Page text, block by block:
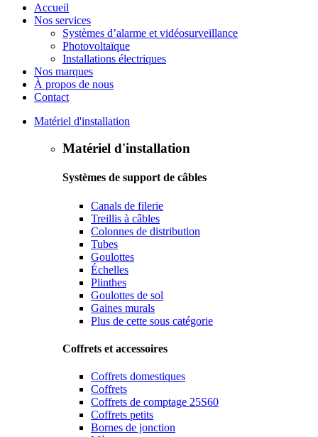
Accueil
Nos services
Systèmes d’alarme et vidéosurveillance
Photovoltaïque
Installations électriques
Nos marques
À propos de nous
Contact
Matériel d'installation
Matériel d'installation
Systèmes de support de câbles
Canals de filerie
Treillis à câbles
Colonnes de distribution
Tubes
Goulottes
Échelles
Plinthes
Goulottes de sol
Gaines murals
Plus de cette sous catégorie
Coffrets et accessoires
Coffrets domestiques
Coffrets
Coffrets de comptage 25S60
Coffrets petits
Bornes de jonction